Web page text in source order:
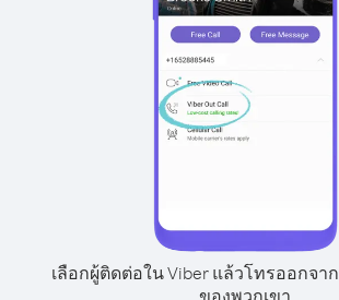
เลือกผู้ติดต่อใน Viber แล้วโทรออกจ
ของพวกเขา